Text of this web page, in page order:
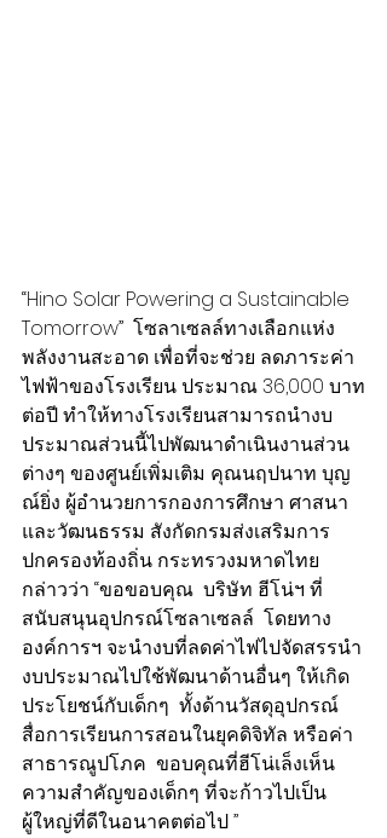
“Hino Solar Powering a Sustainable
Tomorrow”  โซลาเซลล์ทางเลือกแห่ง
พลังงานสะอาด เพื่อที่จะช่วย ลดภาระค่า
ไฟฟ้าของโรงเรียน ประมาณ 36,000 บาท
ต่อปี ทำให้ทางโรงเรียนสามารถนำงบ
ประมาณส่วนนี้ไปพัฒนาดำเนินงานส่วน
ต่างๆ ของศูนย์เพิ่มเติม คุณนฤปนาท บุญ
ณ์ยิ่ง ผู้อำนวยการกองการศึกษา ศาสนา
และวัฒนธรรม สังกัดกรมส่งเสริมการ
ปกครองท้องถิ่น กระทรวงมหาดไทย
กล่าวว่า “ขอขอบคุณ บริษัท ฮีโน่ฯ ที่
สนับสนุนอุปกรณ์โซลาเซลล์  โดยทาง
องค์การฯ จะนำงบที่ลดค่าไฟไปจัดสรรนำ
งบประมาณไปใช้พัฒนาด้านอื่นๆ ให้เกิด
ประโยชน์กับเด็กๆ  ทั้งด้านวัสดุอุปกรณ์
สื่อการเรียนการสอนในยุคดิจิทัล หรือค่า
สาธารณูปโภค  ขอบคุณที่ฮีโน่เล็งเห็น
ความสำคัญของเด็กๆ ที่จะก้าวไปเป็น
ผู้ใหญ่ที่ดีในอนาคตต่อไป ”